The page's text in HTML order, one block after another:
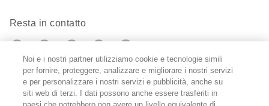
Resta in contatto
https://twitter.com/migros?
https://www.youtube.com/user/
PinterestInstagram
Impostazioni cookie
Noi e i nostri partner utilizziamo cookie e tecnologie simili
per fornire, proteggere, analizzare e migliorare i nostri servizi
e per personalizzare i nostri servizi e pubblicità, anche su
siti web di terzi. I dati possono anche essere trasferiti in